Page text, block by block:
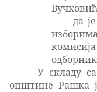
-
да
У складу
општине Рашка